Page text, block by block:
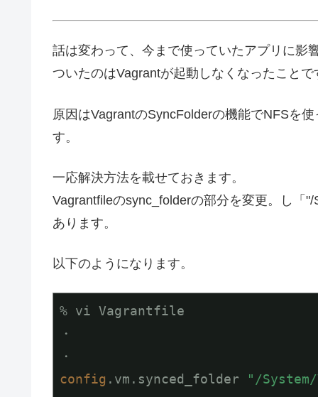
話は変わって、今まで使っていたアプリに影
ついたのはVagrantが起動しなくなったこと
原因はVagrantのSyncFolderの機能でNFSを
す。
一応解決方法を載せておきます。
Vagrantfileのsync_folderの部分を変更。し「
あります。
以下のようになります。
% vi Vagrantfile
・
config .vm.synced_folder
"/